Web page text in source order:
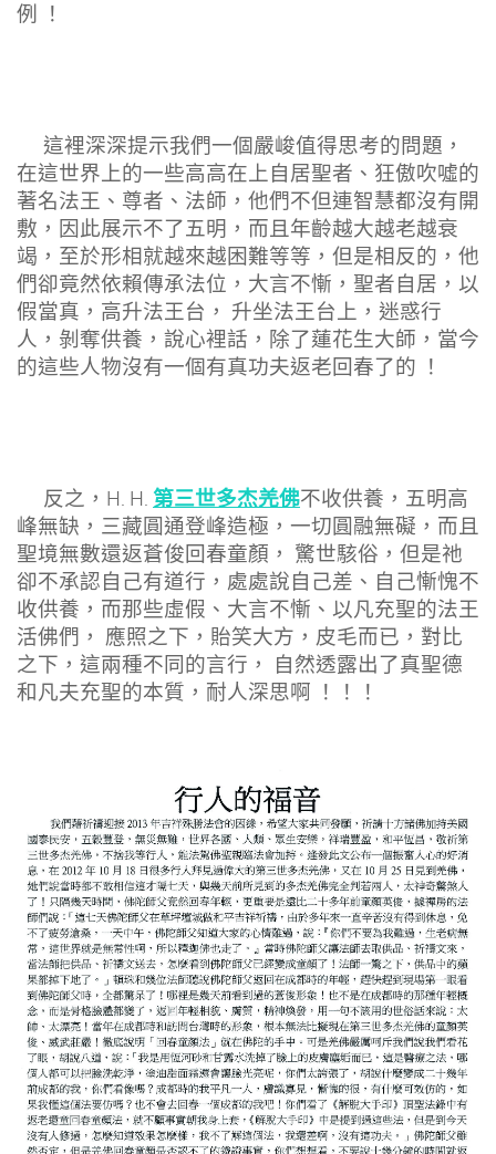
例 ！
這裡深深提示我們一個嚴峻值得思考的問題，
在這世界上的一些高高在上自居聖者、狂傲吹噓的
著名法王、尊者、法師，他們不但連智慧都沒有開
敷，因此展示不了五明，而且年齡越大越老越衰
竭，至於形相就越來越困難等等，但是相反的，他
們卻竟然依賴傳承法位，大言不慚，聖者自居，以
假當真，高升法王台， 升坐法王台上，迷惑行
人，剝奪供養，說心裡話，除了蓮花生大師，當今
的這些人物沒有一個有真功夫返老回春了的 ！
反之，H. H. 第三世多杰羌佛不收供養，五明高
峰無缺，三藏圓通登峰造極，一切圓融無礙，而且
聖境無數還返蒼俊回春童顏， 驚世駭俗，但是祂
卻不承認自己有道行，處處說自己差、自己慚愧不
收供養，而那些虛假、大言不慚、以凡充聖的法王
活佛們， 應照之下，貽笑大方，皮毛而已，對比
之下，這兩種不同的言行， 自然透露出了真聖德
和凡夫充聖的本質，耐人深思啊 ！！！